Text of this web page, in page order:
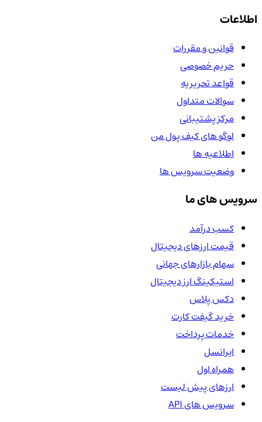
اطلاعات
قوانین و مقررات
حریم خصوصی
قواعد تحریریه
سوالات متداول
مرکز پشتیبانی
لوگو های کیف پول من
اطلاعیه ها
وضعیت سرویس ها
سرویس های ما
کسب درآمد
قیمت ارزهای دیجیتال
سهام بازارهای جهانی
استیکینگ ارز دیجیتال
دکس پلاس
خرید گیفت کارت
خدمات پرداخت
ایرانسل
همراه اول
ارزهای پیش لیست
سرویس های API